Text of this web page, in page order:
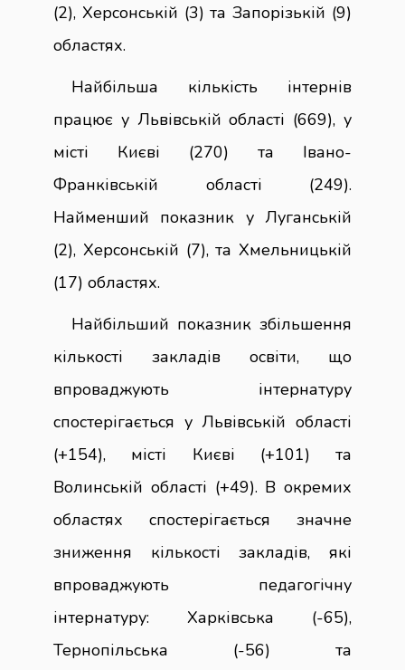
(2), Херсонській (3) та Запорізькій (9)
областях.
Найбільша кількість інтернів
працює у Львівській області (669), у
місті Києві (270) та Івано-
Франківській області (249).
Найменший показник у Луганській
(2), Херсонській (7), та Хмельницькій
(17) областях.
Найбільший показник збільшення
кількості закладів освіти, що
впроваджують інтернатуру
спостерігається у Львівській області
(+154), місті Києві (+101) та
Волинській області (+49). В окремих
областях спостерігається значне
зниження кількості закладів, які
впроваджують педагогічну
інтернатуру: Харківська (-65),
Тернопільська (-56) та